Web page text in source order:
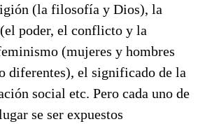
(la filosofía y Dios), la
poder, el conflicto y la
(mujeres y hombres
diferentes), el significado de la
social etc. Pero cada uno de
se ser expuestos